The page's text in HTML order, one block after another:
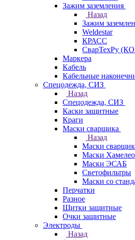
Зажим заземления
Назад
Зажим
Weldestar
КРАСС
СварТехРу
Маркера
Кабель
Кабельные
Спецодежда, СИЗ
Назад
Спецодежда, СИЗ
Каски защитные
Краги
Маски сварщика
Назад
Маски
Маски
Маски ЭСАБ
Светофильтры
Маски со
Перчатки
Разное
Щитки защитные
Очки защитные
Электроды
Назад